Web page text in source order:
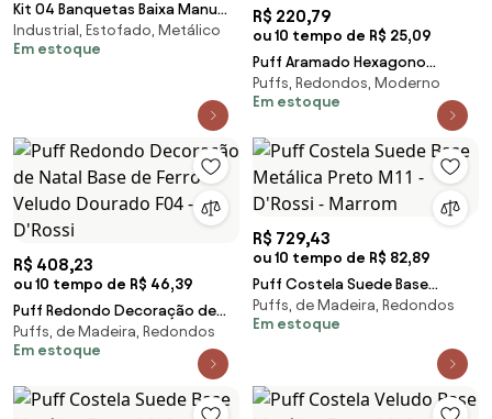
Kit 04 Banquetas Baixa Manu
Suede - Verde
Industrial, Estofado, Metálico
Em estoque
R$ 220,79
ou 10 tempo de R$ 25,09
Puff Aramado Hexagono
Decorativo Industrial Cobre
com Suede - Rosa Bebê
Puffs, Redondos, Moderno
Em estoque
R$ 408,23
ou 10 tempo de R$ 46,39
Puff Redondo Decoração de
Natal Base de Ferro Veludo
Dourado F04 - D'Rossi
Puffs, de Madeira, Redondos
Em estoque
R$ 729,43
ou 10 tempo de R$ 82,89
Puff Costela Suede Base
Metálica Preto M11 - D'Rossi -
Marrom
Puffs, de Madeira, Redondos
Em estoque